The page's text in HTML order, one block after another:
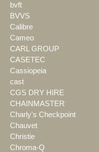
bvft
BVVS
Calibre
Cameo
CARL GROUP
CASETEC
Cassiopeia
cast
CGS DRY HIRE
CHAINMASTER
Charly's Checkpoint
Chauvet
Christie
Chroma-Q